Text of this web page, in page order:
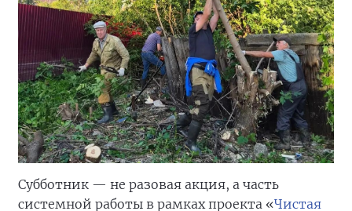
Субботник — не разовая акция, а часть
системной работы в рамках проекта «Чистая